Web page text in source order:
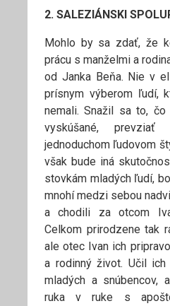
2. SALEZIÁNSKI
Mohlo by sa zdať, že
prácu s manželmi a
od Janka Beňa. Nie v
prísnym výberom ľudí,
nemali. Snažil sa to,
vyskúšané,
jednoduchom ľudovom
však bude iná
stovkám mladých ľudí,
mnohí medzi sebou
a chodili za otcom
Celkom prirodzene tak
ale otec Ivan ich
a rodinný život. Učil
mladých a snúbencov,
ruka v ruke s